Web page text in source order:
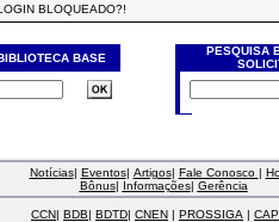
BLOQUEADO?!
BASE
PESQUISA
Notícias| Eventos| Artigos| Fale Conosco |
Bônus| Informações| Gerência
CCN| BDB| BDTD| CNEN | PROSSIGA |